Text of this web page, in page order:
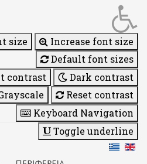
size
Increase font size
Default font sizes
contrast
Dark contrast
Reset contrast
Keyboard Navigation
Toggle underline